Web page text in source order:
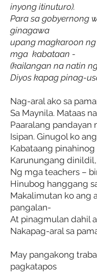
inyong itinuturo).
Para sa gobyernong
ginagawa
upang magkaroon
mga kabataan -
(kailangan na natin
Diyos kapag pinag-
Nag-aral ako sa
Sa Maynila. Mataas na
Paaralang pandayan
Isipan. Ginugol ko ang
Kabataang pinahinog
Karunungang
Ng mga teachers –
Hinubog hanggang
Makalimutan ko ang
pangalan-
At pinagmulan dahil
Nakapag-aral sa
May pangakong
pagkatapos